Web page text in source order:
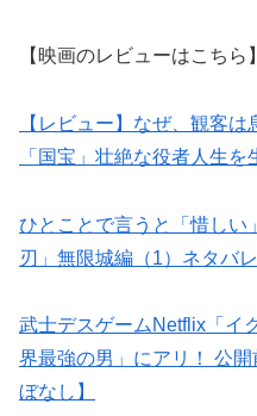
【映画のレビューはこちら】
【レビュー】なぜ、観客
「国宝」壮絶な役者人生
ひとことで言うと「惜しい
刃」無限城編（1）ネタバ
武士デスゲームNetflix「イ
界最強の男」にアリ！ 公
ぼなし】